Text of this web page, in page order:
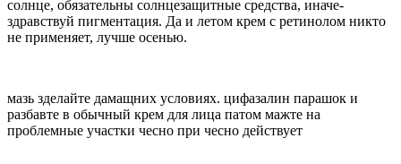
солнце, обязательны солнцезащитные средства, иначе-
здравствуй пигментация. Да и летом крем с ретинолом никто
не применяет, лучше осенью.
мазь зделайте дамащних условиях. цифазалин парашок и
разбавте в обычный крем для лица патом мажте на
проблемные участки чесно при чесно действует